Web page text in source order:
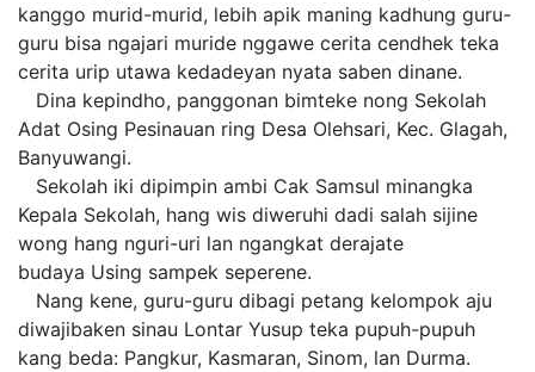
kanggo murid-murid, lebih apik maning kadhung guru-
guru bisa ngajari muride nggawe cerita cendhek teka
cerita urip utawa kedadeyan nyata saben dinane.
Dina kepindho, panggonan bimteke nong Sekolah
Adat Osing Pesinauan ring Desa Olehsari, Kec. Glagah,
Banyuwangi.
Sekolah iki dipimpin ambi Cak Samsul minangka
Kepala Sekolah, hang wis diweruhi dadi salah sijine
wong hang nguri-uri lan ngangkat derajate
budaya Using sampek seperene.
Nang kene, guru-guru dibagi petang kelompok aju
diwajibaken sinau Lontar Yusup teka pupuh-pupuh
kang beda: Pangkur, Kasmaran, Sinom, lan Durma.